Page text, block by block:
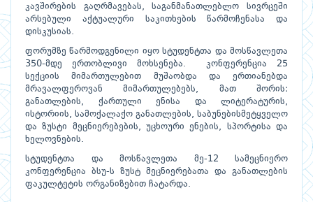
კავშირების გაღრმავებას, საგანმანათლებლო სივრცეში
არსებული აქტუალური საკითხების წარმოჩენასა და
დისკუსიას.
ფორუმზე წარმოდგენილი იყო სტუდენტთა და მოსწავლეთა
350-მდე ერთობლივი მოხსენება. კონფერენცია 25
სექციის მიმართულებით მუშაობდა და ერთიანებდა
მრავალფეროვან მიმართულებებს, მათ შორის:
განათლების, ქართული ენისა და ლიტერატურის,
ისტორიის, სამოქალაქო განათლების, საბუნებისმეტყველო
და ზუსტი მეცნიერებების, უცხოური ენების, სპორტისა და
ხელოვნების.
სტუდენტთა და მოსწავლეთა მე-12 სამეცნიერო
კონფერენცია ბსუ-ს ზუსტ მეცნიერებათა და განათლების
ფაკულტეტის ორგანიზებით ჩატარდა.